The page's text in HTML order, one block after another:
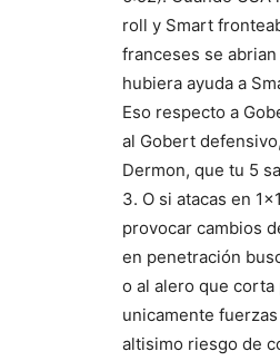
roll y Smart
franceses se
hubiera ayuda a
Eso respecto a
al Gobert
Dermon, que tu 5
3. O si atacas en
provocar cambios
en penetración
o al alero que
unicamente
altisimo riesgo de